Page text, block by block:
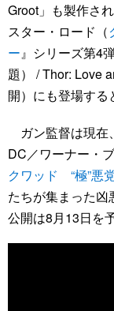
Groot」も製作さ
スター・ロード（
ー』シリーズ第4
題） / Thor: Love
開）にも登場する
ガン監督は現在
DC／ワーナー・
クワッド “極”悪
たちが集まった
公開は8月13日を